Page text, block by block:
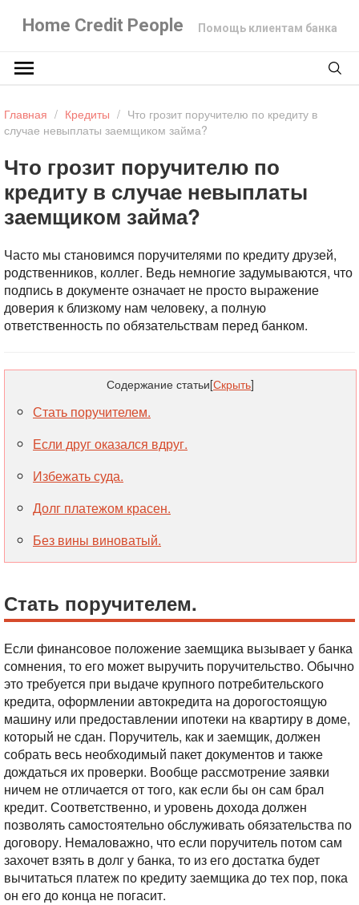
Home Credit People Помощь клиентам банка
Главная / Кредиты / Что грозит поручителю по кредиту в
случае невыплаты заемщиком займа?
Что грозит поручителю по
кредиту в случае невыплаты
заемщиком займа?
Часто мы становимся поручителями по кредиту друзей,
родственников, коллег. Ведь немногие задумываются, что
подпись в документе означает не просто выражение
доверия к близкому нам человеку, а полную
ответственность по обязательствам перед банком.
Содержание статьи[Скрыть]
Стать поручителем.
Если друг оказался вдруг.
Избежать суда.
Долг платежом красен.
Без вины виноватый.
Стать поручителем.
Если финансовое положение заемщика вызывает у банка
сомнения, то его может выручить поручительство. Обычно
это требуется при выдаче крупного потребительского
кредита, оформлении автокредита на дорогостоящую
машину или предоставлении ипотеки на квартиру в доме,
который не сдан. Поручитель, как и заемщик, должен
собрать весь необходимый пакет документов и также
дождаться их проверки. Вообще рассмотрение заявки
ничем не отличается от того, как если бы он сам брал
кредит. Соответственно, и уровень дохода должен
позволять самостоятельно обслуживать обязательства по
договору. Немаловажно, что если поручитель потом сам
захочет взять в долг у банка, то из его достатка будет
вычитаться платеж по кредиту заемщика до тех пор, пока
он его до конца не погасит.